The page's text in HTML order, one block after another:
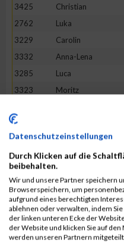
3425
Christian
2762
Luka
3229
Carolin
3332
Anna-Lena
3285
Luca
3323
Moritz
2850
3513
Petra
3256
Louis
3465
Maurice
3392
Sonja
3270
Marike
3149
Mario
Datenschutzeinstellungen
Durch Klicken auf die
beibehalten.
Wir und unsere Partner speichern
Browserspeichern, um
aufgrund eines berechtigten
ablehnen oder verwalten, indem
der linken unteren Ecke der
der Website und klicken Sie auf
werden unseren Partnern